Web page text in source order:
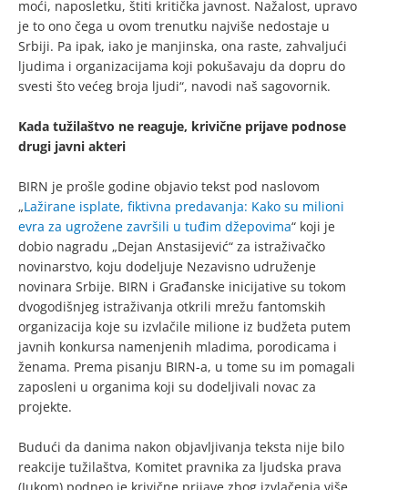
moći, naposletku, štiti kritička javnost. Nažalost, upravo
je to ono čega u ovom trenutku najviše nedostaje u
Srbiji. Pa ipak, iako je manjinska, ona raste, zahvaljući
ljudima i organizacijama koji pokušavaju da dopru do
svesti što većeg broja ljudi“, navodi naš sagovornik.
Kada tužilaštvo ne reaguje, krivične prijave podnose
drugi javni akteri
BIRN je prošle godine objavio tekst pod naslovom
„Lažirane isplate, fiktivna predavanja: Kako su milioni
evra za ugrožene završili u tuđim džepovima“ koji je
dobio nagradu „Dejan Anstasijević“ za istraživačko
novinarstvo, koju dodeljuje Nezavisno udruženje
novinara Srbije. BIRN i Građanske inicijative su tokom
dvogodišnjeg istraživanja otkrili mrežu fantomskih
organizacija koje su izvlačile milione iz budžeta putem
javnih konkursa namenjenih mladima, porodicama i
ženama. Prema pisanju BIRN-a, u tome su im pomagali
zaposleni u organima koji su dodeljivali novac za
projekte.
Budući da danima nakon objavljivanja teksta nije bilo
reakcije tužilaštva, Komitet pravnika za ljudska prava